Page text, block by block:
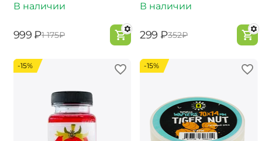
В наличии
‍999‍ ₽‍1 175‍₽
В наличии
‍299‍ ₽‍352‍₽
-15% -15%